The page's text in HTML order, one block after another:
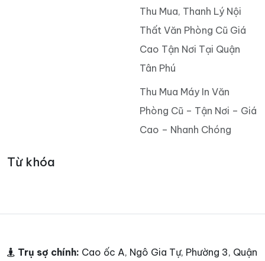
Thu Mua, Thanh Lý Nội
Thất Văn Phòng Cũ Giá
Cao Tận Nơi Tại Quận
Tân Phú
Thu Mua Máy In Văn
Phòng Cũ – Tận Nơi – Giá
Cao – Nhanh Chóng
Từ khóa
Trụ sợ chính: Cao ốc A, Ngô Gia Tự, Phường 3, Quận